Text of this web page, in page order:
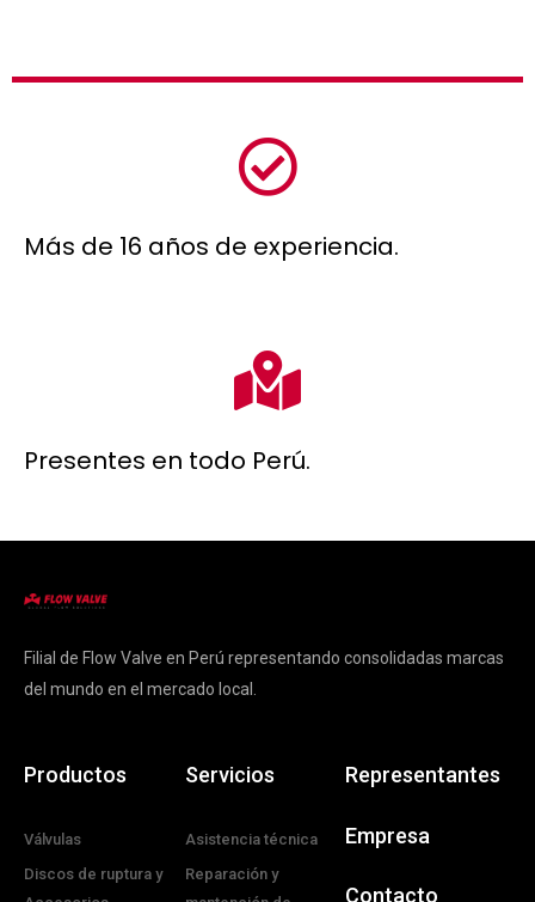
Más de 16 años de experiencia.
Presentes en todo Perú.
Filial de Flow Valve en Perú representando consolidadas marcas
del mundo en el mercado local.
Productos
Válvulas
Discos de ruptura y
Servicios
Asistencia técnica
Reparación y
Representantes
Empresa
Contacto